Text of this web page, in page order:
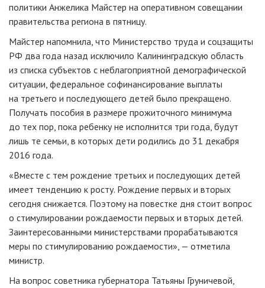
политики Анжелика Майстер на оперативном совещании
правительства региона в пятницу.
Майстер напомнила, что Министерство труда и соцзащиты
РФ два года назад исключило Калининградскую область
из списка субъектов с неблагоприятной демографической
ситуации, федеральное софинансирование выплаты
на третьего и последующего детей было прекращено.
Получать пособия в размере прожиточного минимума
до тех пор, пока ребенку не исполнится три года, будут
лишь те семьи, в которых дети родились до 31 декабря
2016 года.
«Вместе с тем рождение третьих и последующих детей
имеет тенденцию к росту. Рождение первых и вторых
сегодня снижается. Поэтому на повестке дня стоит вопрос
о стимулировании рождаемости первых и вторых детей.
Заинтересованными министерствами прорабатываются
меры по стимулированию рождаемости», — отметила
министр.
На вопрос советника губернатора Татьяны Груничевой,